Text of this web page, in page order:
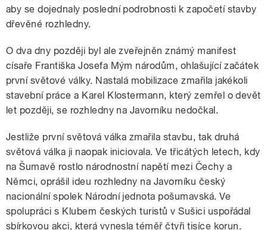
aby se dojednaly poslední podrobnosti k započetí stavby
dřevěné rozhledny.
O dva dny později byl ale zveřejněn známý manifest
císaře Františka Josefa Mým národům, ohlašující začátek
první světové války. Nastalá mobilizace zmařila jakékoli
stavební práce a Karel Klostermann, který zemřel o devět
let později, se rozhledny na Javorníku nedočkal.
Jestliže první světová válka zmařila stavbu, tak druhá
světová válka ji naopak iniciovala. Ve třicátých letech, kdy
na Šumavě rostlo národnostní napětí mezi Čechy a
Němci, oprášil ideu rozhledny na Javorníku český
nacionální spolek Národní jednota pošumavská. Ve
spolupráci s Klubem českých turistů v Sušici uspořádal
sbírkovou akci, která vynesla téměř čtyři tisíce korun.